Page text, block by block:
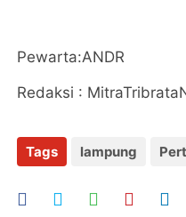
Pewarta:ANDR
Redaksi :
Tags lampung